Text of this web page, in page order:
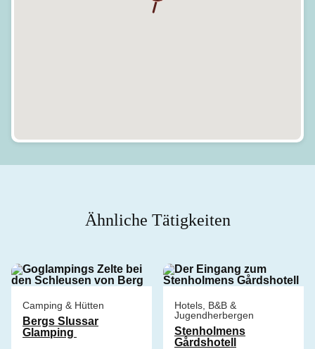
Ähnliche Tätigkeiten
Camping & Hütten
Bergs Slussar
Glamping
Hotels, B&B &
Jugendherbergen
Stenholmens
Gårdshotell